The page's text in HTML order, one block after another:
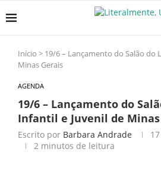
Início > 19/6 – Lançamento do Salão do
Minas Gerais
AGENDA
19/6 – Lançamento do
Infantil e Juvenil de
Escrito por Barbara Andrade
2 minutos de leitura